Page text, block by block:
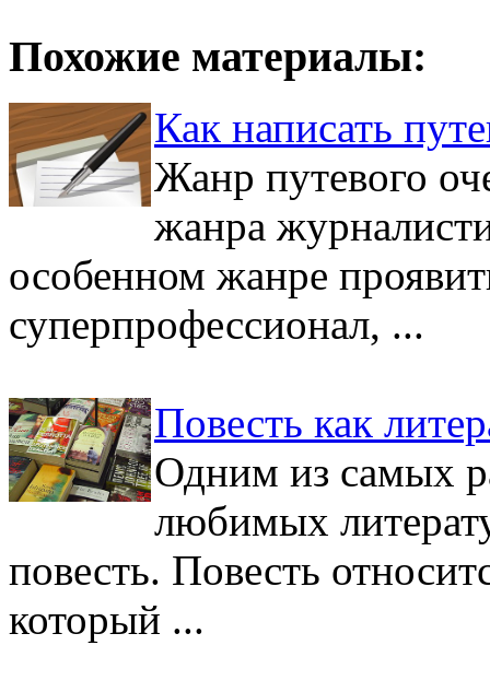
Похожие материалы:
Как написать
Жанр путевого
жанра
особенном жанре
суперпрофессионал, ...
Повесть как
Одним из самых
любимых
повесть. Повесть
который ...